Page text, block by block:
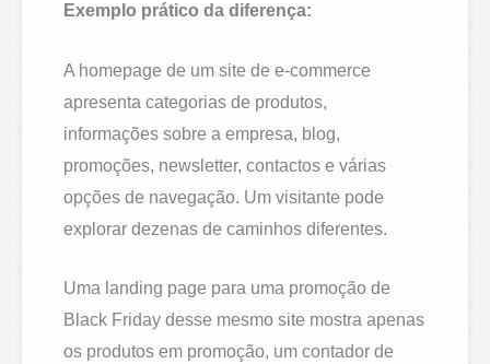
Exemplo prático da diferença:
A homepage de um site de e-commerce
apresenta categorias de produtos,
informações sobre a empresa, blog,
promoções, newsletter, contactos e várias
opções de navegação. Um visitante pode
explorar dezenas de caminhos diferentes.
Uma landing page para uma promoção de
Black Friday desse mesmo site mostra apenas
os produtos em promoção, um contador de